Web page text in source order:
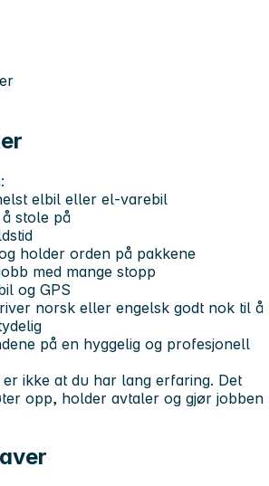
elbil eller el-varebil
stole på
holder orden på pakkene
med mange stopp
og GPS
norsk eller engelsk godt nok til å
på en hyggelig og profesjonell
ikke at du har lang erfaring. Det
opp, holder avtaler og gjør jobben